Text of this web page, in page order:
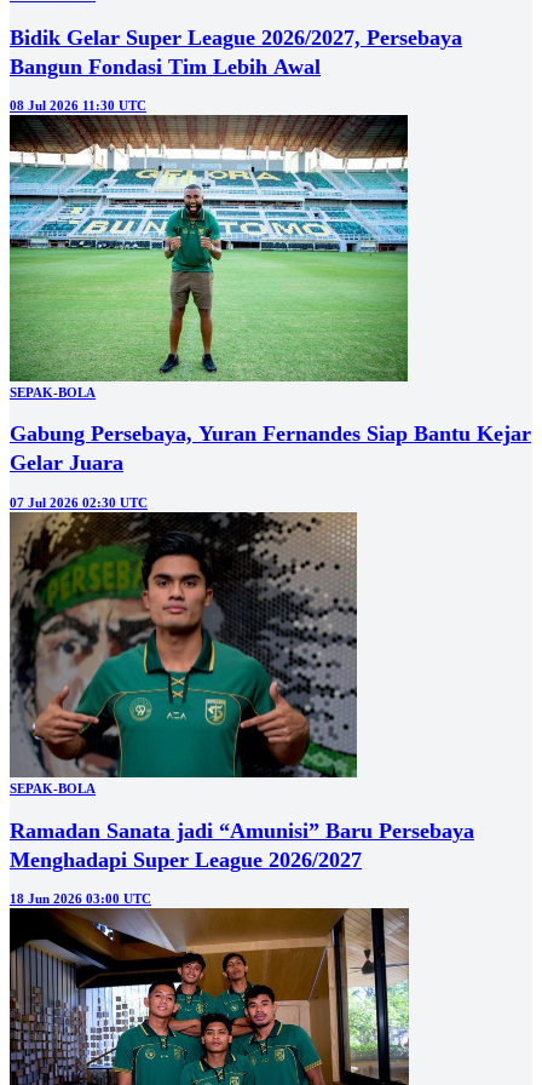
Bidik Gelar Super League 2026/2027, Persebaya
Bangun Fondasi Tim Lebih Awal
08 Jul 2026 11:30 UTC
SEPAK-BOLA
Gabung Persebaya, Yuran Fernandes Siap Bantu Kejar
Gelar Juara
07 Jul 2026 02:30 UTC
SEPAK-BOLA
Ramadan Sanata jadi “Amunisi” Baru Persebaya
Menghadapi Super League 2026/2027
18 Jun 2026 03:00 UTC